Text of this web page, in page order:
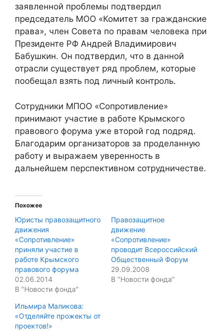
заявленной проблемы подтвердил
председатель МОО «Комитет за гражданские
права», член Совета по правам человека при
Президенте РФ Андрей Владимирович
Бабушкин. Он подтвердил, что в данной
отрасли существует ряд проблем, которые
пообещал взять под личный контроль.
Сотрудники МПОО «Сопротивление»
принимают участие в работе Крымского
правового форума уже второй год подряд.
Благодарим организаторов за проделанную
работу и выражаем уверенность в
дальнейшем перспективном сотрудничестве.
Похожее
Юристы правозащитного
движения
«Сопротивление»
приняли участие в
работе Крымского
правового форума
02.06.2014
В "Новости фонда"
Правозащитное
движение
«Сопротивление»
проводит Всероссийский
Общественный Форум
29.09.2008
В "Новости фонда"
Ильмира Маликова:
«Отделяйте прожекты от
проектов!»